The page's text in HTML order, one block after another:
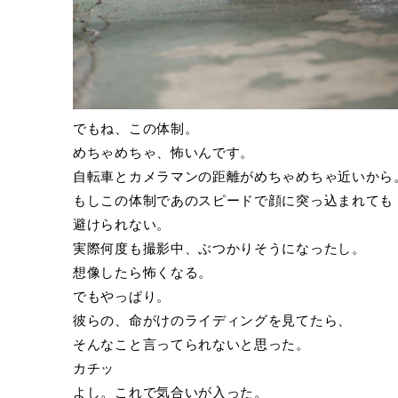
でもね、この体制。
めちゃめちゃ、怖いんです。
自転車とカメラマンの距離がめちゃめちゃ近いから
もしこの体制であのスピードで顔に突っ込まれても
避けられない。
実際何度も撮影中、ぶつかりそうになったし。
想像したら怖くなる。
でもやっぱり。
彼らの、命がけのライディングを見てたら、
そんなこと言ってられないと思った。
カチッ
よし。これで気合いが入った。